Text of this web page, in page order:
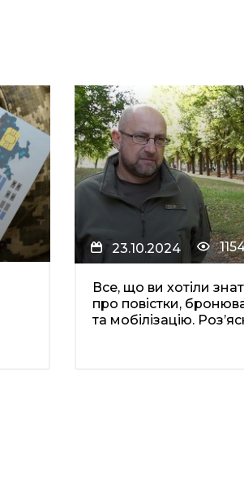
23.10.2024
Все, що ви хотіли
про повістки,
та мобілізацію.